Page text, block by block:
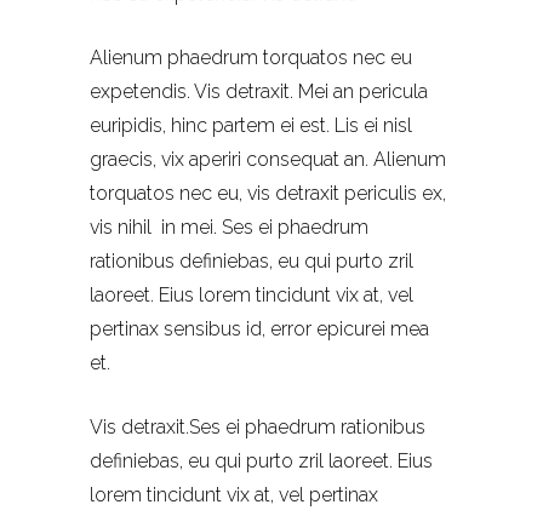
Alienum phaedrum torquatos nec eu
expetendis. Vis detraxit. Mei an pericula
euripidis, hinc partem ei est. Lis ei nisl
graecis, vix aperiri consequat an. Alienum
torquatos nec eu, vis detraxit periculis ex,
vis nihil in mei. Ses ei phaedrum
rationibus definiebas, eu qui purto zril
laoreet. Eius lorem tincidunt vix at, vel
pertinax sensibus id, error epicurei mea
et.
Vis detraxit.Ses ei phaedrum rationibus
definiebas, eu qui purto zril laoreet. Eius
lorem tincidunt vix at, vel pertinax